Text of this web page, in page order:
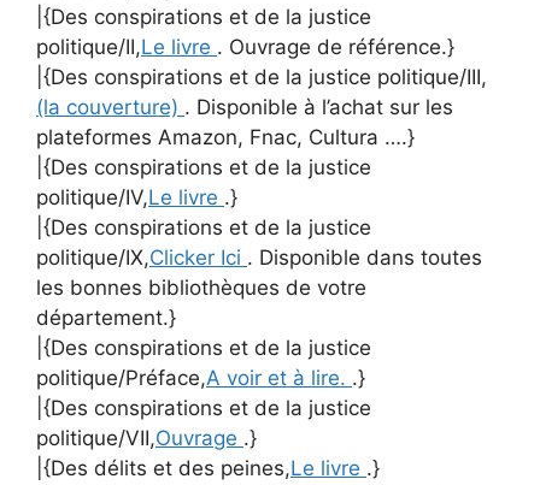
|{Des conspirations et de la justice
politique/II,Le livre . Ouvrage de référence.}
|{Des conspirations et de la justice politique/III,
(la couverture) . Disponible à l’achat sur les
plateformes Amazon, Fnac, Cultura ….}
|{Des conspirations et de la justice
politique/IV,Le livre .}
|{Des conspirations et de la justice
politique/IX,Clicker Ici . Disponible dans toutes
les bonnes bibliothèques de votre
département.}
|{Des conspirations et de la justice
politique/Préface,A voir et à lire. .}
|{Des conspirations et de la justice
politique/VII,Ouvrage .}
|{Des délits et des peines,Le livre .}